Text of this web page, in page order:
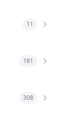
11
181
308